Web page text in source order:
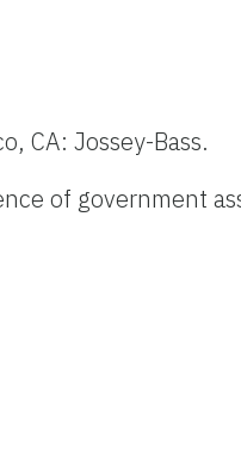
CA: Jossey-Bass.
of government